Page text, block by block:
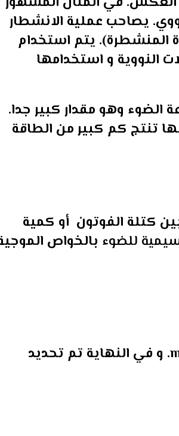
يصاحب عملية الانشطار
المنشطرة). يتم استخدام
النووية و استخدامها
وهو مقدار كبير جدا.
تنتج كم كبير من الطاقة
كتلة الفوتون أو كمية
للضوء بالخواص